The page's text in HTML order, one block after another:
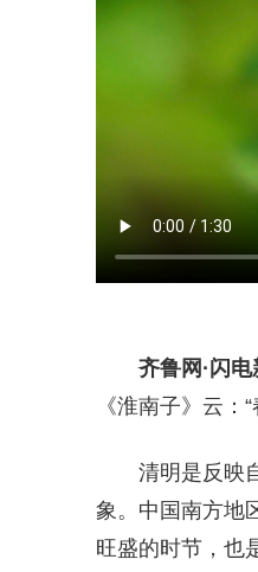
齐鲁网 ·闪
《淮南子》云：
清明是反映
象。中国南方地
旺盛的时节，也